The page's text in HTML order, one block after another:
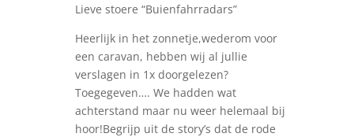
Lieve stoere “Buienfahrradars”
Heerlijk in het zonnetje,wederom voor
een caravan, hebben wij al jullie
verslagen in 1x doorgelezen?
Toegegeven…. We hadden wat
achterstand maar nu weer helemaal bij
hoor!Begrijp uit de story’s dat de rode